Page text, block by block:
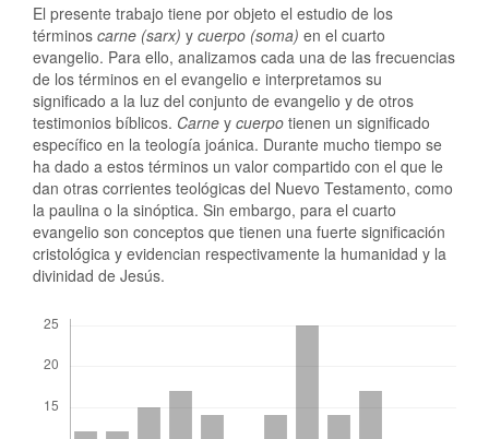
El presente trabajo tiene por objeto el estudio de los
términos carne (sarx) y cuerpo (soma) en el cuarto
evangelio. Para ello, analizamos cada una de las frecuencias
de los términos en el evangelio e interpretamos su
significado a la luz del conjunto de evangelio y de otros
testimonios bíblicos. Carne y cuerpo tienen un significado
específico en la teología joánica. Durante mucho tiempo se
ha dado a estos términos un valor compartido con el que le
dan otras corrientes teológicas del Nuevo Testamento, como
la paulina o la sinóptica. Sin embargo, para el cuarto
evangelio son conceptos que tienen una fuerte significación
cristológica y evidencian respectivamente la humanidad y la
divinidad de Jesús.